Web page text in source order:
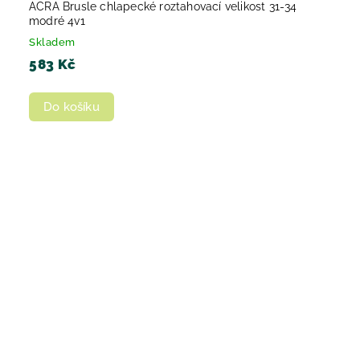
ACRA Brusle chlapecké roztahovací velikost 31-34
modré 4v1
Skladem
583 Kč
Do košíku